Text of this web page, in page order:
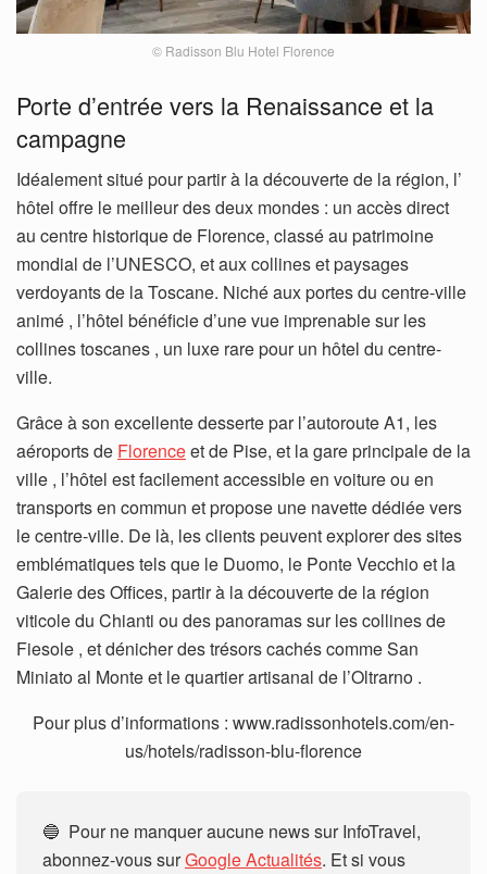
© Radisson Blu Hotel Florence
Porte d’entrée vers la Renaissance et la
campagne
Idéalement situé pour partir à la découverte de la région, l’
hôtel offre le meilleur des deux mondes : un accès direct
au centre historique de Florence, classé au patrimoine
mondial de l’UNESCO, et aux collines et paysages
verdoyants de la Toscane. Niché aux portes du centre-ville
animé , l’hôtel bénéficie d’une vue imprenable sur les
collines toscanes , un luxe rare pour un hôtel du centre-
ville.
Grâce à son excellente desserte par l’autoroute A1, les
aéroports de Florenceet de Pise, et la gare principale de la
ville , l’hôtel est facilement accessible en voiture ou en
transports en commun et propose une navette dédiée vers
le centre-ville. De là, les clients peuvent explorer des sites
emblématiques tels que le Duomo, le Ponte Vecchio et la
Galerie des Offices, partir à la découverte de la région
viticole du Chianti ou des panoramas sur les collines de
Fiesole , et dénicher des trésors cachés comme San
Miniato al Monte et le quartier artisanal de l’Oltrarno .
Pour plus d’informations : www.radissonhotels.com/en-
us/hotels/radisson-blu-florence
🔵 Pour ne manquer aucune news sur InfoTravel,
abonnez-vous surGoogle Actualités. Et si vous